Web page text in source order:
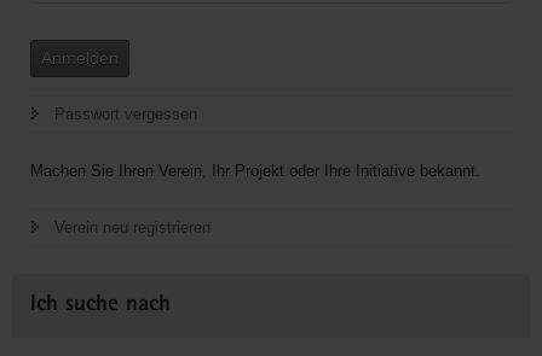
Anmelden
Passwort vergessen
Machen Sie Ihren Verein, Ihr Projekt oder Ihre Initiative bekannt.
Verein neu registrieren
Ich suche nach